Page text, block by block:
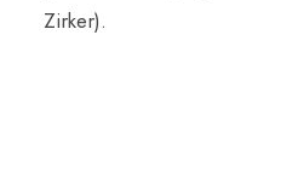
Zirker).